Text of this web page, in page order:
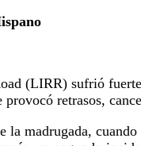
(LIRR) sufrió
retrasos,
la madrugada,